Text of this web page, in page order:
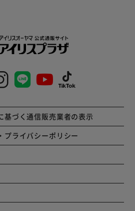
基づく通信販売業者の表示
プライバシーポリシー